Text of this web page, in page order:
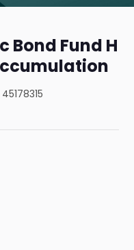
Bond Fund H